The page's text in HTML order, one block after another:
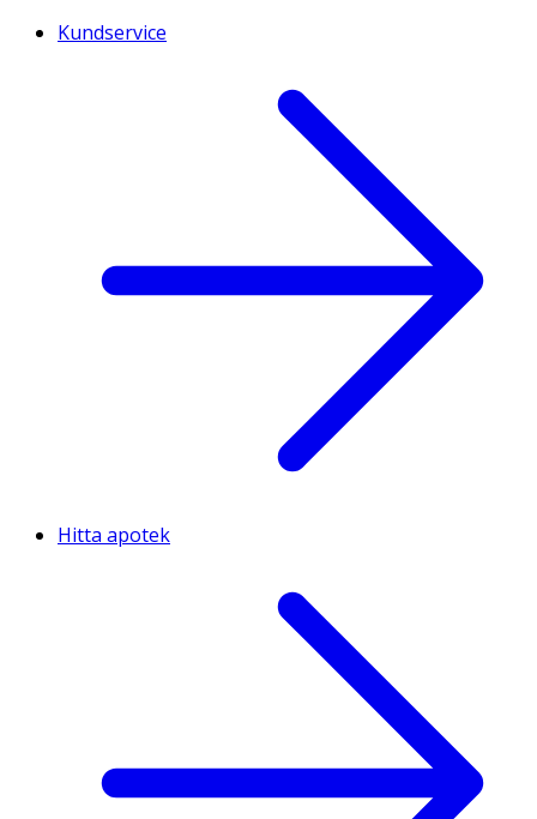
Kundservice
Hitta apotek